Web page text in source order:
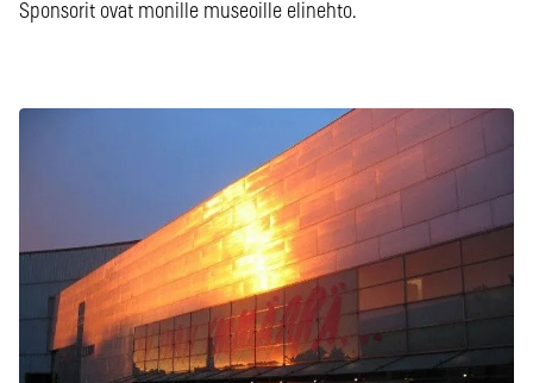
Sponsorit ovat monille museoille elinehto.